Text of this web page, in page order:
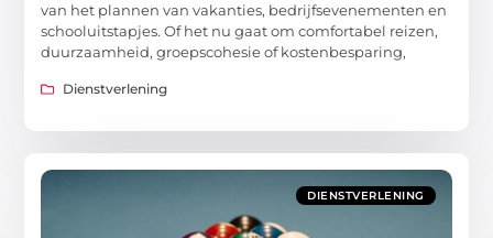
van het plannen van vakanties, bedrijfsevenementen en
schooluitstapjes. Of het nu gaat om comfortabel reizen,
duurzaamheid, groepscohesie of kostenbesparing,
Dienstverlening
DIENSTVERLENING